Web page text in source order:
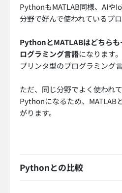
PythonもMATLAB同様、AIや
分野で好んで使われているプ
PythonとMATLABはどちらも
ログラミング言語になります
プリンタ型のプログラミング言
ただ、同じ分野でよく使われ
Pythonになるため、MATLAB
がります。
Pythonとの比較